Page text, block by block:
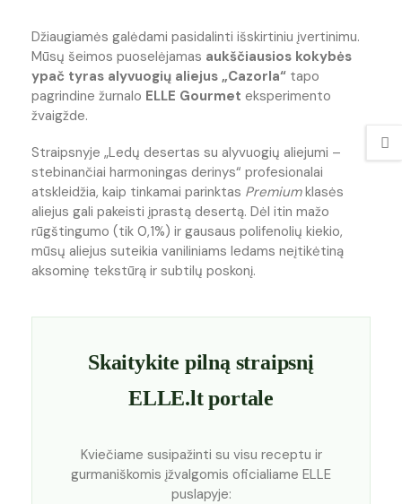
Džiaugiamės galėdami pasidalinti išskirtiniu įvertinimu.
Mūsų šeimos puoselėjamas aukščiausios kokybės
ypač tyras alyvuogių aliejus „Cazorla“ tapo
pagrindine žurnalo ELLE Gourmet eksperimento
žvaigžde.
Straipsnyje „Ledų desertas su alyvuogių aliejumi –
stebinančiai harmoningas derinys“ profesionalai
atskleidžia, kaip tinkamai parinktas Premiumklasės
aliejus gali pakeisti įprastą desertą. Dėl itin mažo
rūgštingumo (tik 0,1%) ir gausaus polifenolių kiekio,
mūsų aliejus suteikia vaniliniams ledams neįtikėtiną
aksominę tekstūrą ir subtilų poskonį.
Skaitykite pilną straipsnį
ELLE.lt portale
Kviečiame susipažinti su visu receptu ir
gurmaniškomis įžvalgomis oficialiame ELLE
puslapyje: